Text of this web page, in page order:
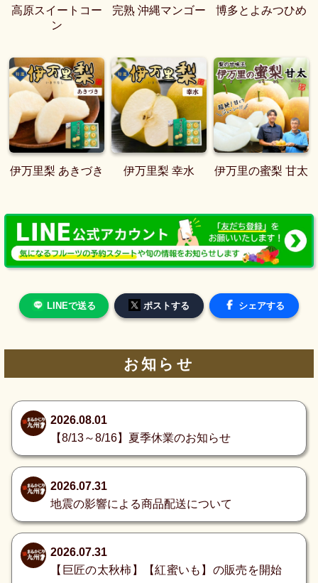
高原スイートコー
ン
完熟 沖縄マンゴー 博多とよみつひめ
伊万里梨 あきづき 伊万里梨 幸水 伊万里の蜜梨 甘太
LINEで送る ポストする シェアする
お知らせ
2026.08.01
【8/13～8/16】夏季休業のお知らせ
2026.07.31
地震の影響による商品配送について
2026.07.31
【巨匠の太秋柿】【紅蜜いも】の販売を開始